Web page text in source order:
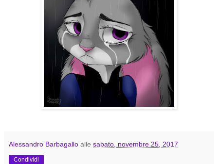
Alessandro Barbagallo alle sabato, novembre 25, 2017
Condividi